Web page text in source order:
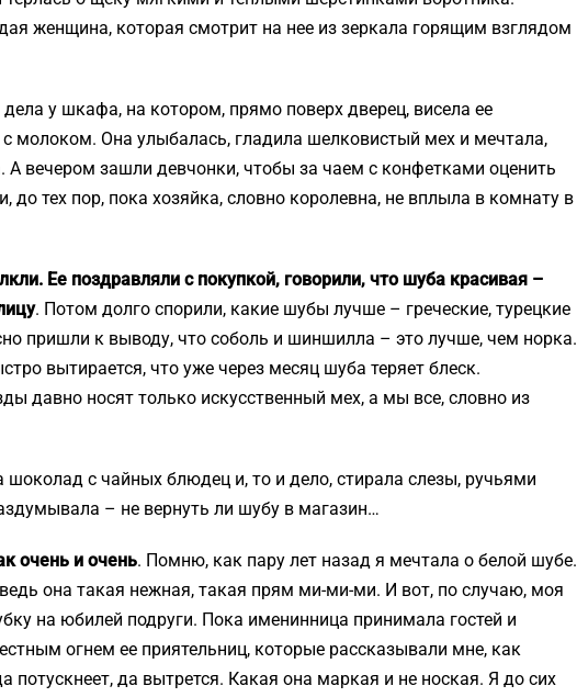
женщина, которая смотрит на нее из зеркала горящим взглядом
у шкафа, на котором, прямо поверх дверец, висела ее
молоком. Она улыбалась, гладила шелковистый мех и мечтала,
вечером зашли девчонки, чтобы за чаем с конфетками оценить
до тех пор, пока хозяйка, словно королевна, не вплыла в комнату в
Ее поздравляли с покупкой, говорили, что шуба красивая –
. Потом долго спорили, какие шубы лучше – греческие, турецкие
пришли к выводу, что соболь и шиншилла – это лучше, чем норка.
вытирается, что уже через месяц шуба теряет блеск.
давно носят только искусственный мех, а мы все, словно из
с чайных блюдец и, то и дело, стирала слезы, ручьями
– не вернуть ли шубу в магазин…
очень и очень. Помню, как пару лет назад я мечтала о белой шубе.
она такая нежная, такая прям ми-ми-ми. И вот, по случаю, моя
на юбилей подруги. Пока именинница принимала гостей и
огнем ее приятельниц, которые рассказывали мне, как
потускнеет, да вытрется. Какая она маркая и не ноская. Я до сих